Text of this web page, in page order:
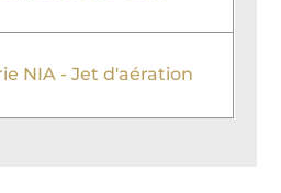
NIA - Jet d'aération